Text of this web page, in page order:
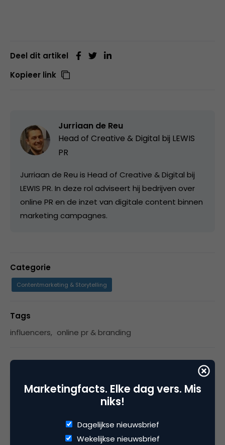
Deel dit artikel
Kopieer link
Jurriaan de Reu
Head of Creative & Digital bij LEWIS
PR
Jurriaan de Reu is Head of Creative & Digital bij
LEWIS PR. In deze rol adviseert hij bedrijven over
online PR en de inzet van digitale content binnen
marketing campagnes.
Categorie
Contentmarketing & Storytelling
Tags
influencers, online pr & branding
2 Reacties
Jan Willem Alphenaar
Marketingfacts. Elke dag vers. Mis
niks!
Dagelijkse nieuwsbrief
Wekelijkse nieuwsbrief